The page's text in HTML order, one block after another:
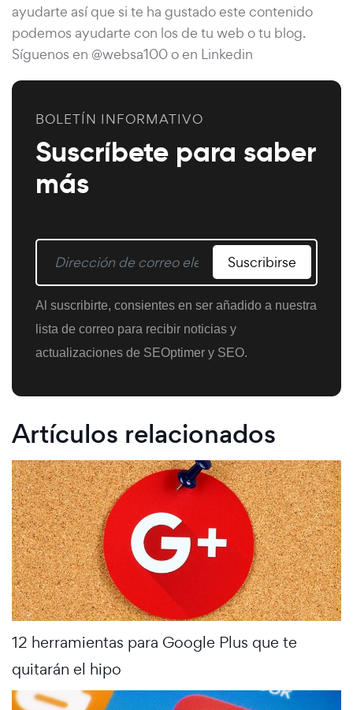
ayudarte así que si te ha gustado este contenido
podemos ayudarte con los de tu web o tu blog.
Síguenos en @websa100 o en Linkedin
BOLETÍN INFORMATIVO
Suscríbete para saber
más
Suscribirse
Al suscribirte, consientes en ser añadido a nuestra
lista de correo para recibir noticias y
actualizaciones de SEOptimer y SEO.
Artículos relacionados
12 herramientas para Google Plus que te
quitarán el hipo